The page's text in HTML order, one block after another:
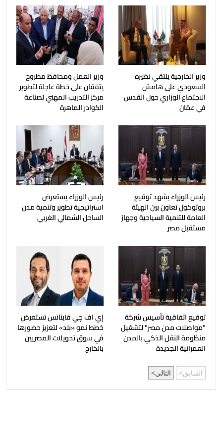
وزير الخارجية يلتقي نظيره
السعودي على هامش
الاجتماع الوزاري حول القدس
في عمّان
وزير العمل ومحافظ مطروح
يتفقان على خطة عاجلة لتطوير
مركز التدريب المهني لصناعة
الكوادر الماهرة
رئيس الوزراء يشهد توقيع
بروتوكول تعاون بين الهيئة
العامة للتنمية السياحية وجهاز
مستقبل مصر
رئيس الوزراء يستعرض
استراتيجية تطوير وتنمية مدن
الساحل الشمالي الغربي
توقيع اتفاقية تأسيس شركة
"مواصلات مدن مصر" لتشغيل
منظومة النقل الذكي بالمدن
العمرانية الجديدة
إي اف چي فاينانس تستعرض
خطط نمو «بلد» لتعزيز حضورها
في سوق تحويلات المصريين
بالخارج
السابق التالي